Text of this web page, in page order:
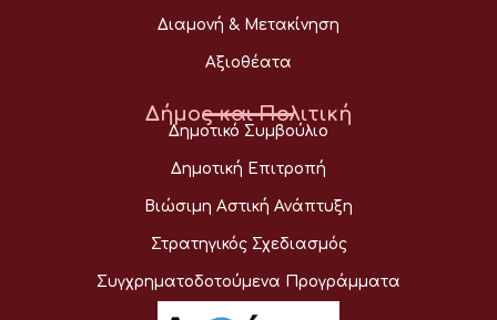
Διαμονή & Μετακίνηση
Αξιοθέατα
Δήμος και Πολιτική
Δημοτικό Συμβούλιο
Δημοτική Επιτροπή
Βιώσιμη Αστική Ανάπτυξη
Στρατηγικός Σχεδιασμός
Συγχρηματοδοτούμενα Προγράμματα